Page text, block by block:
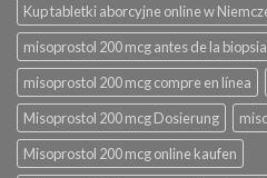
Kup tabletki aborcyjne online w
misoprostol 200 mcg antes de la
misoprostol 200 mcg compre en línea
Misoprostol 200 mcg Dosierung
Misoprostol 200 mcg online kaufen